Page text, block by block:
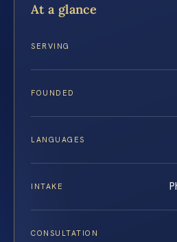
At a glance
SERVING
FOUNDED
LANGUAGES
INTAKE
CONSULTATION